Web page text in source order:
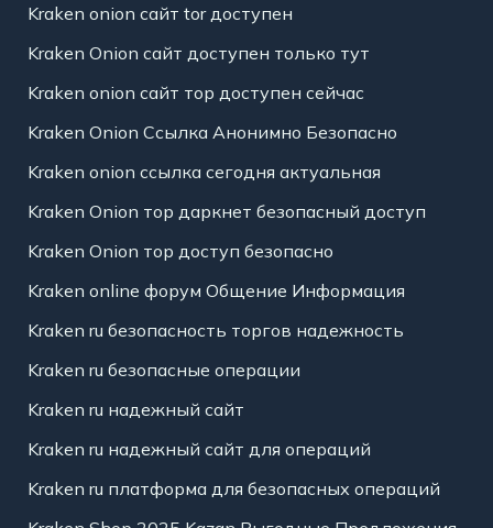
Kraken onion сайт tor доступен
Kraken Onion сайт доступен только тут
Kraken onion сайт тор доступен сейчас
Kraken Onion Ссылка Анонимно Безопасно
Kraken onion ссылка сегодня актуальная
Kraken Onion тор даркнет безопасный доступ
Kraken Onion тор доступ безопасно
Kraken online форум Общение Информация
Kraken ru безопасность торгов надежность
Kraken ru безопасные операции
Kraken ru надежный сайт
Kraken ru надежный сайт для операций
Kraken ru платформа для безопасных операций